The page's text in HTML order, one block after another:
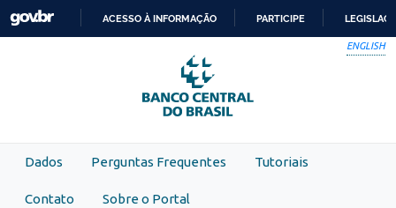
Skip to main content
PARA
O
CONTEÚDO
ACESSO À INFORMAÇÃO PARTICIPE
ENGLISH
Dados Perguntas Frequentes Tutoriais
Contato Sobre o Portal